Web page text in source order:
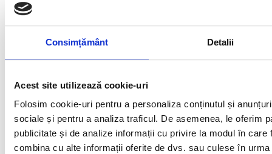
Consimțământ Detalii
Acest site utilizează cookie-uri
Folosim cookie-uri pentru a personaliza conținutul și
sociale și pentru a analiza traficul. De asemenea, le oferim
publicitate și de analize informații cu privire la modul în
combina cu alte informații oferite de dvs. sau culese în
Fergosti
Galeski
Hi-Cut Diamond